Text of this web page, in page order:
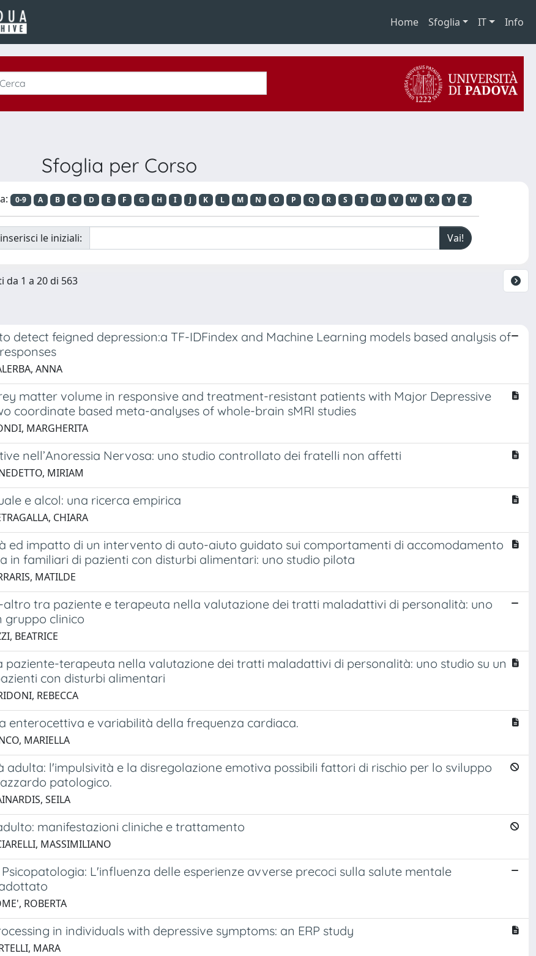
Home Sfoglia IT Info
Sfoglia per Corso
0-9 A B C D E F G H I J K L M N O P Q R S T U V W X Y Z
le iniziali:
1 a 20 di 563
detect feigned depression:a TF-IDFindex and Machine Learning models based analysis of
ANNA
matter volume in responsive and treatment-resistant patients with Major Depressive
coordinate based meta-analyses of whole-brain sMRI studies
MARGHERITA
nell’Anoressia Nervosa: uno studio controllato dei fratelli non affetti
MIRIAM
e alcol: una ricerca empirica
CHIARA
ed impatto di un intervento di auto-aiuto guidato sui comportamenti di accomodamento
in familiari di pazienti con disturbi alimentari: uno studio pilota
MATILDE
altro tra paziente e terapeuta nella valutazione dei tratti maladattivi di personalità: uno
gruppo clinico
BEATRICE
paziente-terapeuta nella valutazione dei tratti maladattivi di personalità: uno studio su un
con disturbi alimentari
REBECCA
enterocettiva e variabilità della frequenza cardiaca.
MARIELLA
adulta: l'impulsività e la disregolazione emotiva possibili fattori di rischio per lo sviluppo
patologico.
SEILA
manifestazioni cliniche e trattamento
MASSIMILIANO
L'influenza delle esperienze avverse precoci sulla salute mentale
ROBERTA
in individuals with depressive symptoms: an ERP study
MARA